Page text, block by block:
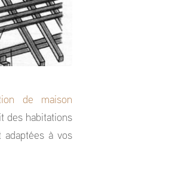
de maison
des habitations
adaptées à vos